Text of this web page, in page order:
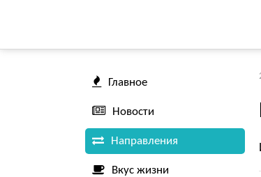
Главное
Новости
Направления
Вкус жизни